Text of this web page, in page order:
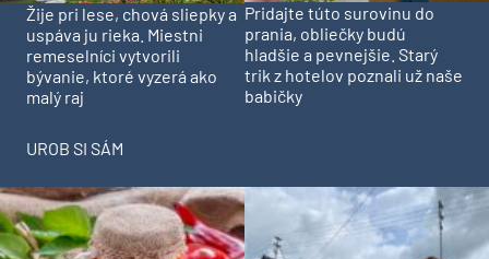
Žije pri lese, chová sliepky a
uspáva ju rieka. Miestni
remeselníci vytvorili
bývanie, ktoré vyzerá ako
malý raj
Pridajte túto surovinu do
prania, obliečky budú
hladšie a pevnejšie. Starý
trik z hotelov poznali už naše
babičky
UROB SI SÁM